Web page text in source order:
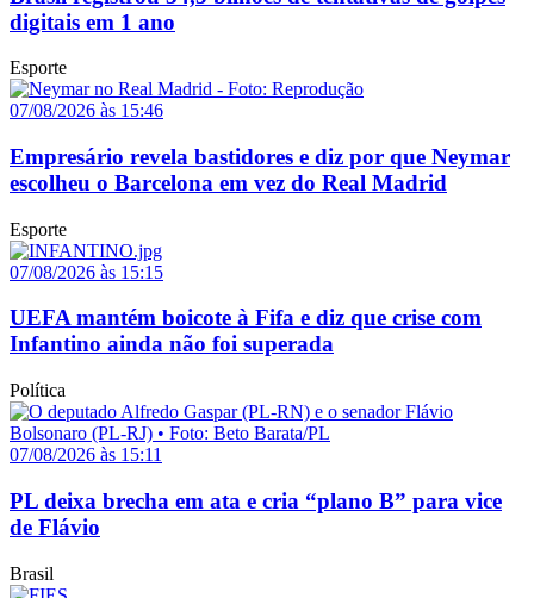
digitais em 1 ano
Esporte
07/08/2026 às 15:46
Empresário revela bastidores e diz por que Neymar
escolheu o Barcelona em vez do Real Madrid
Esporte
07/08/2026 às 15:15
UEFA mantém boicote à Fifa e diz que crise com
Infantino ainda não foi superada
Política
07/08/2026 às 15:11
PL deixa brecha em ata e cria “plano B” para vice
de Flávio
Brasil